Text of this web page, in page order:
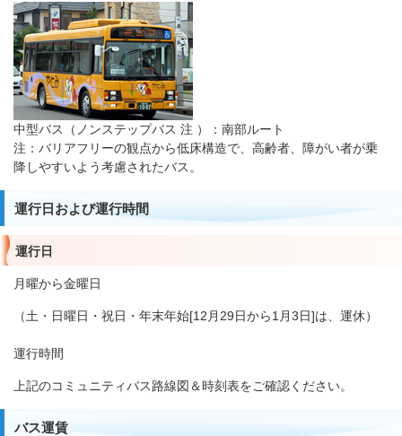
中型バス（ノンステップバス 注 ）：南部ルート
注：バリアフリーの観点から低床構造で、高齢者、障がい者が乗
降しやすいよう考慮されたバス。
運行日および運行時間
運行日
月曜から金曜日
（土・日曜日・祝日・年末年始[12月29日から1月3日]は、運休）
運行時間
上記のコミュニティバス路線図＆時刻表をご確認ください。
バス運賃